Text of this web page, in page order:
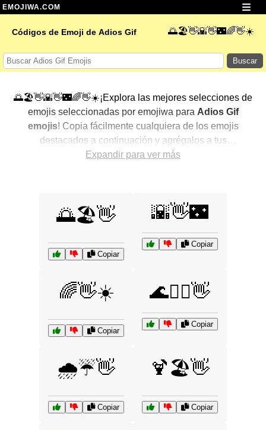
EMOJIWA.COM
Códigos de Emoji de Adios Gif 🌅🏖️👋🌇👋🌃🌈👋☀️
Buscar
🌅🏖️👋🌇👋🌃🌈👋☀️¡Explora las mejores selecciones de
emojis seleccionadas por emojiwa para Adios Gif
emojis! Copia fácilmente cualquiera de los emojis
destacados a continuación y agrégalos a tus
conversaciones para un toque personalizado. Hemos
de expresar Adios Gif con emojis.
Expandir para ver más
🌅🏖️👋
Copiar
🌇👋🌃
Copiar
🌈👋☀️
Copiar
🌊🏄‍♂️👋
Copiar
🌧️☔👋
Copiar
🍹🏖️👋
Copiar